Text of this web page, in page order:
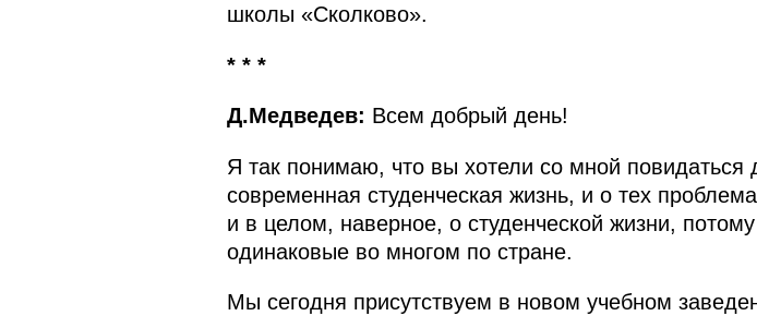
школы «Сколково».
* * *
Д.Медведев: Всем добрый день!
Я так понимаю, что вы хотели со мной повидаться
современная студенческая жизнь, и о тех
и в целом, наверное, о студенческой жизни,
одинаковые во многом по стране.
Мы сегодня присутствуем в новом учебном